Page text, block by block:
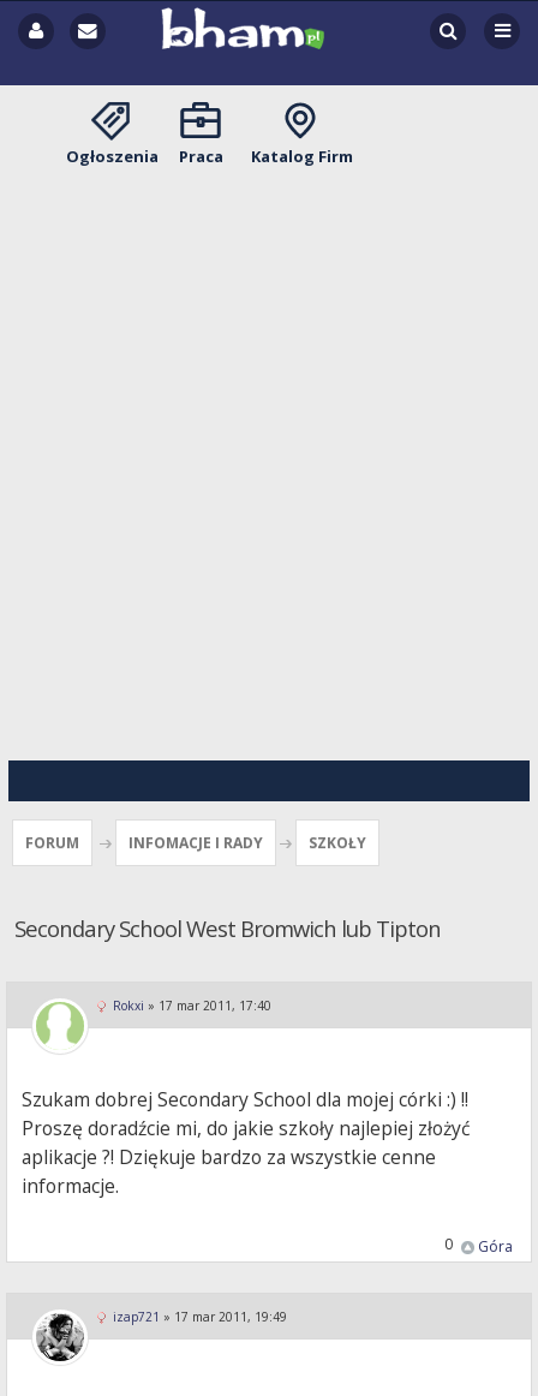
Ogłoszenia Praca Katalog Firm
FORUM INFOMACJE I RADY SZKOŁY
Secondary School West Bromwich lub Tipton
Rokxi » 17 mar 2011, 17:40
Szukam dobrej Secondary School dla mojej córki :) !!
Proszę doradźcie mi, do jakie szkoły najlepiej złożyć
aplikacje ?! Dziękuje bardzo za wszystkie cenne
informacje.
Góra
0
izap721 » 17 mar 2011, 19:49